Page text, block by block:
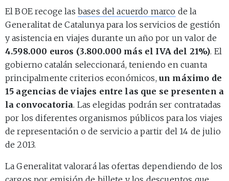
El BOE recoge las bases del acuerdo marco de la
Generalitat de Catalunya para los servicios de gestión
y asistencia en viajes durante un año por un valor de
4.598.000 euros (3.800.000 más el IVA del 21%). El
gobierno catalán seleccionará, teniendo en cuanta
principalmente criterios económicos, un máximo de
15 agencias de viajes entre las que se presenten a
la convocatoria. Las elegidas podrán ser contratadas
por los diferentes organismos públicos para los viajes
de representación o de servicio a partir del 14 de julio
de 2013.
La Generalitat valorará las ofertas dependiendo de los